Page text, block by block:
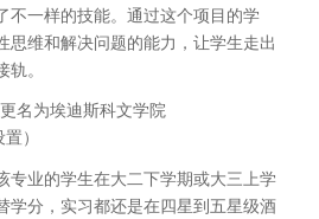
不一样的技能。通过这个项目的学
思维和解决问题的能力，让学生走出
。
）
专业的学生在大二下学期或大三上学
学分，实习都还是在四星到五星级酒